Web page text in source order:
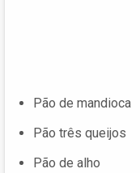
Pão de mandioca
Pão três queijos
Pão de alho